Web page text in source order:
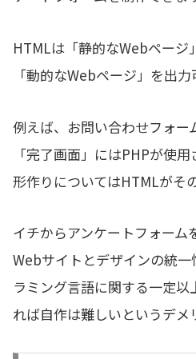
HTMLは「静的なWebページ
「動的なWebページ」を出力
例えば、お問い合わせフォー
「完了画面」にはPHPが使
形作りについてはHTMLがそ
イチからアンケートフォーム
Webサイトとデザインの統
ラミング言語に関する一定
れば自作は難しいというデメ